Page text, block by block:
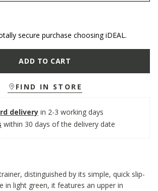
secure purchase choosing iDEAL.
ADD TO CART
FIND IN STORE
delivery in 2-3 working days
within 30 days of the delivery date
distinguished by its simple, quick slip-
in light green, it features an upper in